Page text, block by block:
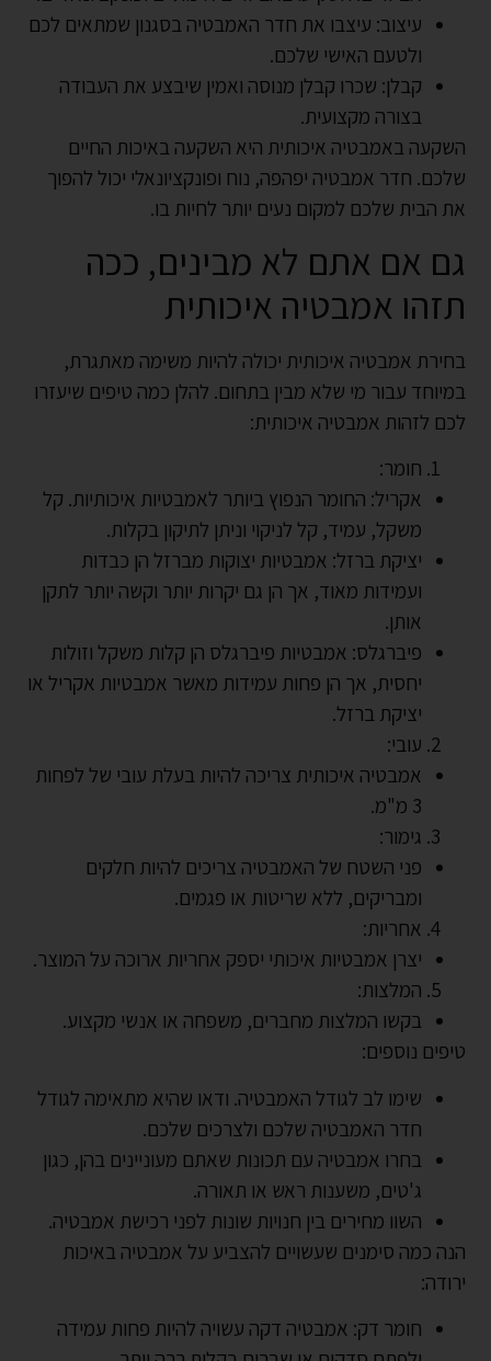
עיצוב: עיצבו את חדר האמבטיה בסגנון שמתאים לכם
ולטעם האישי שלכם.
קבלן: שכרו קבלן מנוסה ואמין שיבצע את העבודה
בצורה מקצועית.
השקעה באמבטיה איכותית היא השקעה באיכות החיים
שלכם. חדר אמבטיה יפהפה, נוח ופונקציונאלי יכול להפוך
את הבית שלכם למקום נעים יותר לחיות בו.
גם אם אתם לא מבינים, ככה
תזהו אמבטיה איכותית
בחירת אמבטיה איכותית יכולה להיות משימה מאתגרת,
במיוחד עבור מי שלא מבין בתחום. להלן כמה טיפים שיעזרו
לכם לזהות אמבטיה איכותית:
חומר:
אקריל: החומר הנפוץ ביותר לאמבטיות איכותיות. קל
משקל, עמיד, קל לניקוי וניתן לתיקון בקלות.
יציקת ברזל: אמבטיות יצוקות מברזל הן כבדות
ועמידות מאוד, אך הן גם יקרות יותר וקשה יותר לתקן
אותן.
פיברגלס: אמבטיות פיברגלס הן קלות משקל וזולות
יחסית, אך הן פחות עמידות מאשר אמבטיות אקריל או
יציקת ברזל.
עובי:
אמבטיה איכותית צריכה להיות בעלת עובי של לפחות
3 מ"מ.
גימור:
פני השטח של האמבטיה צריכים להיות חלקים
ומבריקים, ללא שריטות או פגמים.
אחריות:
יצרן אמבטיות איכותי יספק אחריות ארוכה על המוצר.
המלצות:
בקשו המלצות מחברים, משפחה או אנשי מקצוע.
טיפים נוספים:
שימו לב לגודל האמבטיה. ודאו שהיא מתאימה לגודל
חדר האמבטיה שלכם ולצרכים שלכם.
בחרו אמבטיה עם תכונות שאתם מעוניינים בהן, כגון
ג'טים, משענות ראש או תאורה.
השוו מחירים בין חנויות שונות לפני רכישת אמבטיה.
הנה כמה סימנים שעשויים להצביע על אמבטיה באיכות
ירודה:
חומר דק: אמבטיה דקה עשויה להיות פחות עמידה